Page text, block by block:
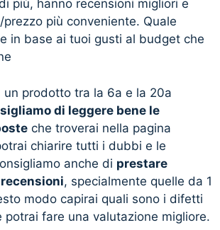
più, hanno recensioni migliori e
più conveniente. Quale
in base ai tuoi gusti al budget che
un prodotto tra la 6a e la 20a
di leggere bene le
che troverai nella pagina
chiarire tutti i dubbi e le
anche di prestare
, specialmente quelle da 1
modo capirai quali sono i difetti
potrai fare una valutazione migliore.